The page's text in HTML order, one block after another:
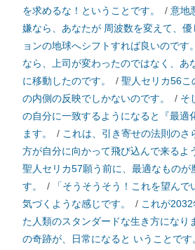
を求めるな！ということです。
/ 意地
嫌なら、あなたが 周波数を変えて、
ョンの地球へシフトすれば良いのです。
なら、上司が変わったのではなく、あ
に移動したのです。
/ 聖人セリカ56こ
の内側の反映でしかないのです。
/ そ
の自分に一致するようになると『最適
ます。
/ これは、引き寄せの法則のさ
方が自分に向かって飛び込んで来るよ
聖人セリカ57願う前に、最適なものが
す。
/
「そうそうそう！これを望ん
気づくような感じです。
/ これが
た人類のスタンダードな生き方になり
の奇跡が、日常になると いうことです